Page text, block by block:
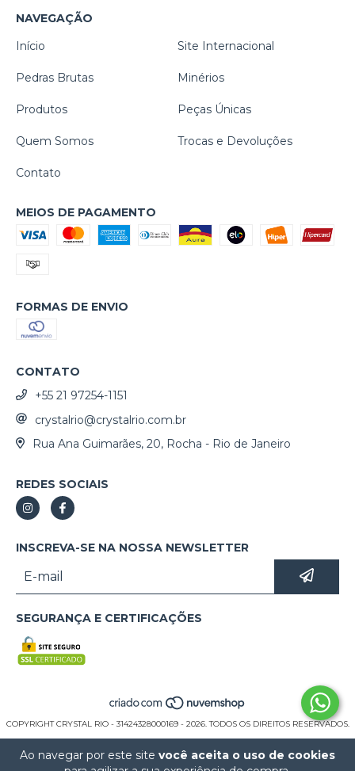
Ao navegar por este site você aceita o uso de cookies
NAVEGAÇÃO
Início
Site Internacional
Pedras Brutas Minérios
Produtos Peças Únicas
Quem Somos Trocas e Devoluções
Contato
MEIOS DE PAGAMENTO
FORMAS DE ENVIO
CONTATO
+55 21 97254-1151
crystalrio@crystalrio.com.br
Rua Ana Guimarães, 20, Rocha - Rio de Janeiro
REDES SOCIAIS
INSCREVA-SE NA NOSSA NEWSLETTER
SEGURANÇA E CERTIFICAÇÕES
COPYRIGHT CRYSTAL RIO - 31424328000169 - 2026. TODOS OS DIREITOS RESERVADOS.